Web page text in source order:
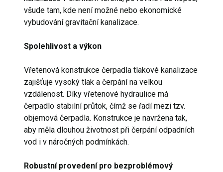
všude tam, kde není možné nebo ekonomické
vybudování gravitační kanalizace.
Spolehlivost a výkon
Vřetenová konstrukce čerpadla tlakové kanalizace
zajišťuje vysoký tlak a čerpání na velkou
vzdálenost. Díky vřetenové hydraulice má
čerpadlo stabilní průtok, čímž se řadí mezi tzv.
objemová čerpadla. Konstrukce je navržena tak,
aby měla dlouhou životnost při čerpání odpadních
vod i v náročných podmínkách.
Robustní provedení pro bezproblémový